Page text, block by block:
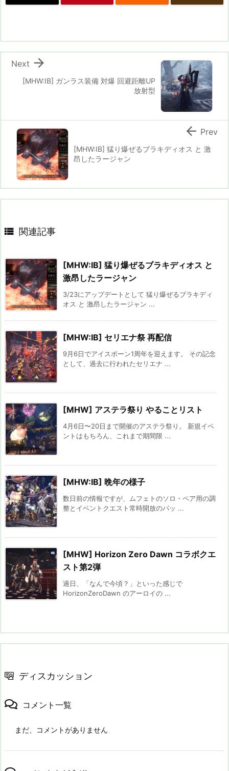
[MHW:IB] ガンラス装備 対爆 回避距離UP
放射型

Next
[MHW:IB] 猛り爆ぜるブラキディオス と 激
昂したラージャン
 Prev
 関連記事
[MHW:IB] 猛り爆ぜるブラキディオス と
激昂したラージャン
3/23にアップデートとして 猛り爆ぜるブラキディ
オス と 激昂したラージャン ...
[MHW:IB] セリエナ祭 再配信
9月6日でアイスボーン1周年を迎えます。 その記念
として、過去に行われたセリエナ ...
[MHW] アステラ祭り やることリスト
4月6日〜20日まで開催のアステラ祭り。 新規イベ
ントはもちろん、これまで期間限 ...
[MHW:IB] 晩年の様子
数日前の情報ですが、ムフェトのソロ・ペア用の調
整とイベントクエスト常時開放のパッ ...
[MHW] Horizon Zero Dawn コラボクエ
スト第2弾
過日、「なんで今頃？」といった感じで
HorizonZeroDawn のアーロイの ...
ディスカッション
コメント一覧
まだ、コメントがありません